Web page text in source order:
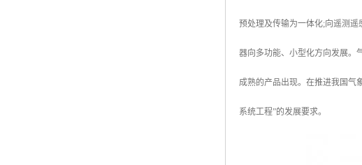
预处理及传输为一体化;向遥测
器向多功能、小型化方向发展。
成熟的产品出现。在推进我国气
系统工程”的发展要求。